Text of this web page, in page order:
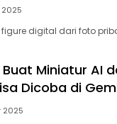
digital dari foto
Miniatur AI
Dicoba di
2025